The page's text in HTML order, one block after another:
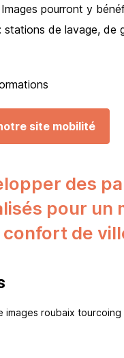
pourront y
stations de lavage, de
site mobilité
des
pour un
confort de